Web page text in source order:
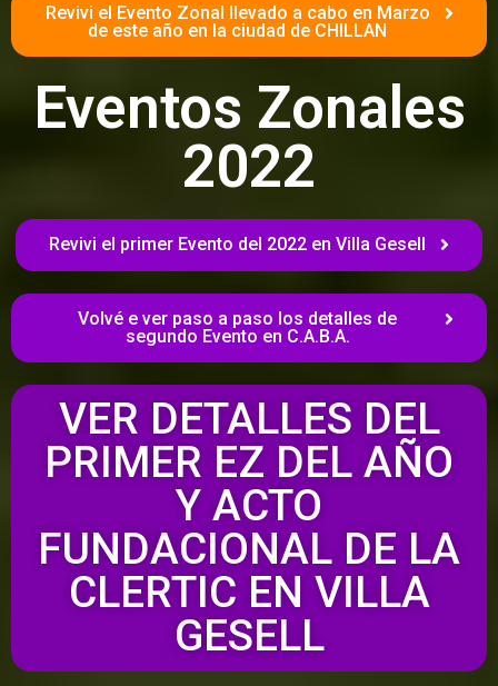
Revivi el Evento Zonal llevado a cabo en Marzo
de este año en la ciudad de CHILLAN
Eventos Zonales
2022
Revivi el primer Evento del 2022 en Villa Gesell
Volvé e ver paso a paso los detalles de
segundo Evento en C.A.B.A.
VER DETALLES DEL
PRIMER EZ DEL AÑO
Y ACTO
FUNDACIONAL DE LA
CLERTIC EN VILLA
GESELL